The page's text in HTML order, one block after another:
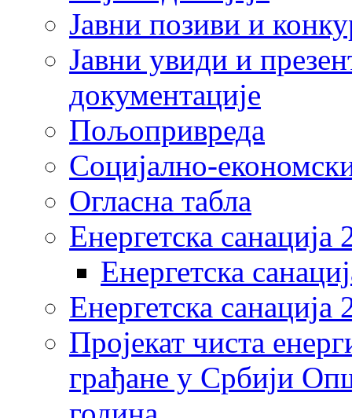
Јавни позиви и
Јавни увиди и
документације
Пољопривреда
Социјално-
Огласна табла
Енергетска санација
Енергетска
Енергетска
Пројекат чиста
грађане у Србији